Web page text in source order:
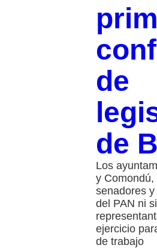
de
de
Los
y
senadores
del PAN ni
ejercicio
de trabajo